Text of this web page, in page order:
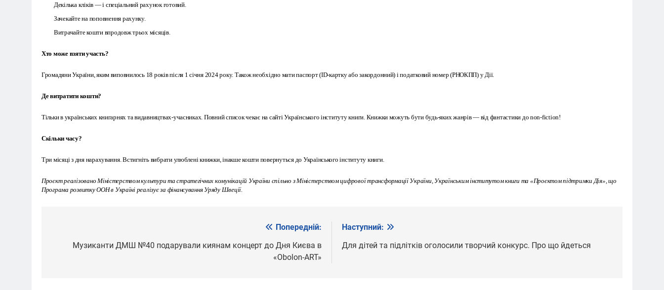
Декілька кліків — і спеціальний рахунок готовий.
Зачекайте на поповнення рахунку.
Витрачайте кошти впродовж трьох місяців.
Хто може взяти участь?
Громадяни України, яким виповнилось 18 років після 1 січня 2024 року. Також необхідно мати паспорт (ID-картку або закордонний) і податковий номер (РНОКПП) у Дії.
Де витратити кошти?
Тільки в українських книгарнях та видавництвах-учасниках. Повний список чекає на сайті Українського інституту книги. Книжки можуть бути будь-яких жанрів — від фантастики до non-fiction!
Скільки часу?
Три місяці з дня нарахування. Встигніть вибрати улюблені книжки, інакше кошти повернуться до Українського інституту книги.
Проєкт реалізовано Міністерством культури та стратегічних комунікацій України спільно з Міністерством цифрової трансформації України, Українським інститутом книги та «Проєктом підтримки Дія», що
Програма розвитку ООН в Україні реалізує за фінансування Уряду Швеції.
записів
Попередній:
Музиканти ДМШ №40 подарували киянам концерт до Дня Києва в
«Obolon-ART»
Наступний:
Для дітей та підлітків оголосили творчий конкурс. Про що йдеться